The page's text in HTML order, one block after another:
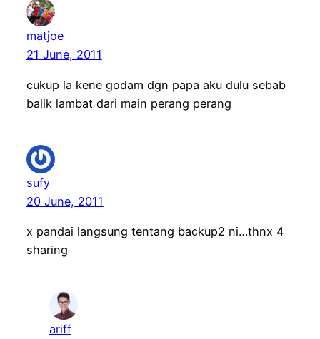
matjoe
21 June, 2011
cukup la kene godam dgn papa aku dulu sebab
balik lambat dari main perang perang
sufy
20 June, 2011
x pandai langsung tentang backup2 ni…thnx 4
sharing
ariff